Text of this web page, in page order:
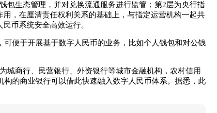
包生态管理，并对兑换流通服务进行监管；第2层为央行指
，在厘清责任权利关系的基础上，与指定运营机构一起共
币系统安全高效运行。
便于开展基于数字人民币的业务，比如个人钱包和对公钱
城商行、民营银行、外资银行等城市金融机构，农村信用
的商业银行可以借此快速融入数字人民币体系。据悉，此